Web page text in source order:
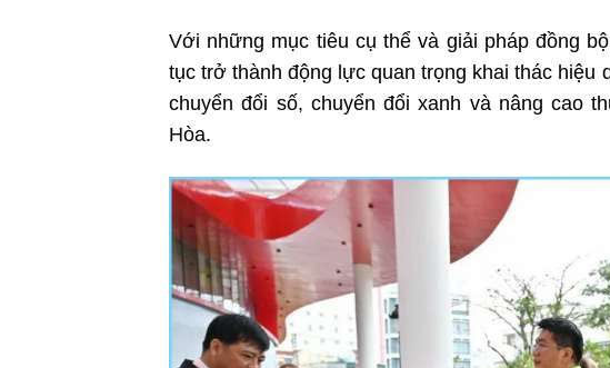
Với những mục tiêu cụ thể và giải pháp đồng
tục trở thành động lực quan trọng khai thác hiệu
chuyển đổi số, chuyển đổi xanh và nâng cao
Hòa.